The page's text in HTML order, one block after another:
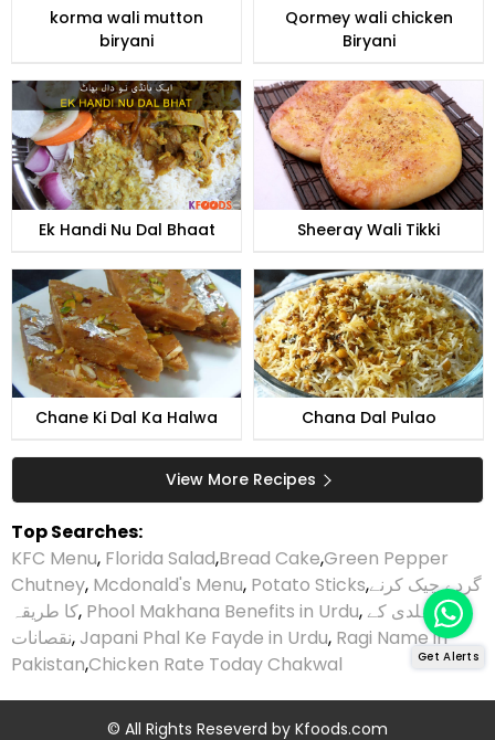
korma wali mutton
biryani
Qormey wali chicken
Biryani
Ek Handi Nu Dal Bhaat Sheeray Wali Tikki
Chane Ki Dal Ka Halwa Chana Dal Pulao
View More Recipes
Top Searches:
KFC Menu, Florida Salad,Bread Cake,Green Pepper
Chutney, Mcdonald's Menu, Potato Sticks,گردے چیک کرنے
کا طریقہ, Phool Makhana Benefits in Urdu, ہلدی کے
نقصانات,Japani Phal Ke Fayde in Urdu, Ragi Name in
Pakistan,Chicken Rate Today Chakwal
© All Rights Reseverd by Kfoods.com
Get Alerts